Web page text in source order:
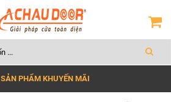
SẢN PHẨM KHUYẾN MÃI